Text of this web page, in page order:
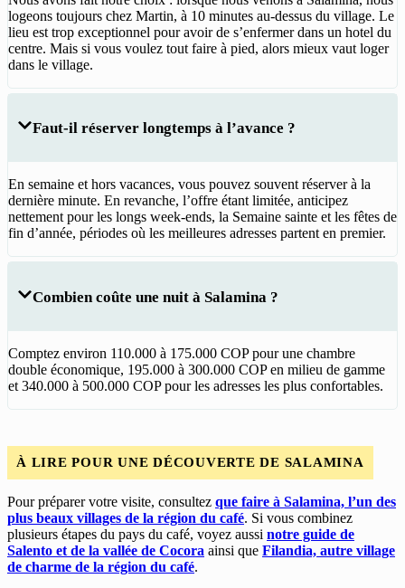
logeons toujours chez Martin, à 10 minutes au-dessus du village. Le
lieu est trop exceptionnel pour avoir de s’enfermer dans un hotel du
centre. Mais si vous voulez tout faire à pied, alors mieux vaut loger
dans le village.
Faut-il réserver longtemps à l’avance ?
En semaine et hors vacances, vous pouvez souvent réserver à la
dernière minute. En revanche, l’offre étant limitée, anticipez
nettement pour les longs week-ends, la Semaine sainte et les fêtes de
fin d’année, périodes où les meilleures adresses partent en premier.
Combien coûte une nuit à Salamina ?
Comptez environ 110.000 à 175.000 COP pour une chambre
double économique, 195.000 à 300.000 COP en milieu de gamme
et 340.000 à 500.000 COP pour les adresses les plus confortables.
À LIRE POUR UNE DÉCOUVERTE DE SALAMINA
Pour préparer votre visite, consultez que faire à Salamina, l’un des
plus beaux villages de la région du café. Si vous combinez
plusieurs étapes du pays du café, voyez aussi notre guide de
Salento et de la vallée de Cocora ainsi que Filandia, autre village
de charme de la région du café.